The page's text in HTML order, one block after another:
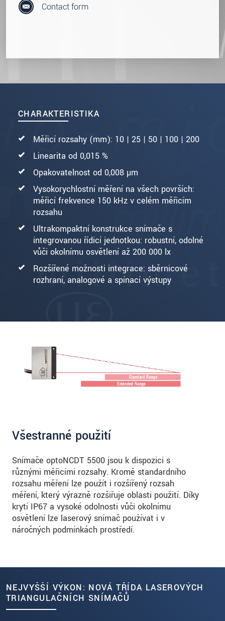
CHARAKTERISTIKA
Měřicí rozsahy (mm): 10 | 25 | 50 | 100 | 200
Linearita od 0,015 %
Opakovatelnost od 0,008 µm
Vysokorychlostní měření na všech površích:
měřicí frekvence 150 kHz v celém měřicím
rozsahu
Ultrakompaktní konstrukce snímače s
integrovanou řídicí jednotkou: robustní, odolné
vůči okolnímu osvětlení až 200 000 lx
Rozšířené možnosti integrace: sběrnicové
rozhraní, analogové a spínací výstupy
Contact form
Všestranné použití
Snímače optoNCDT 5500 jsou k dispozici s
různými měřicími rozsahy. Kromě standardního
rozsahu měření lze použít i rozšířený rozsah
měření, který výrazně rozšiřuje oblasti použití. Díky
krytí IP67 a vysoké odolnosti vůči okolnímu
osvětlení lze laserový snímač používat i v
náročných podmínkách prostředí.
NEJVYŠŠÍ VÝKON: NOVÁ TŘÍDA LASEROVÝCH
TRIANGULAČNÍCH SNÍMAČŮ